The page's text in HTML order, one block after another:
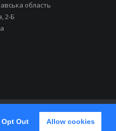
Opt Out Allow cookies
область
2-Б